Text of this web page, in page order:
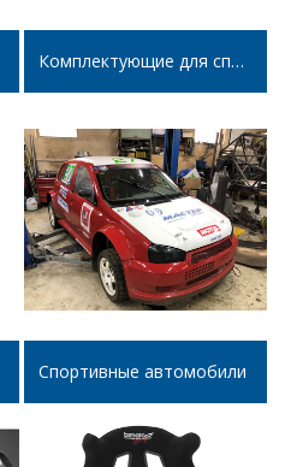
Комплектующие для спортивных автомобилей
Cпортивные автомобили